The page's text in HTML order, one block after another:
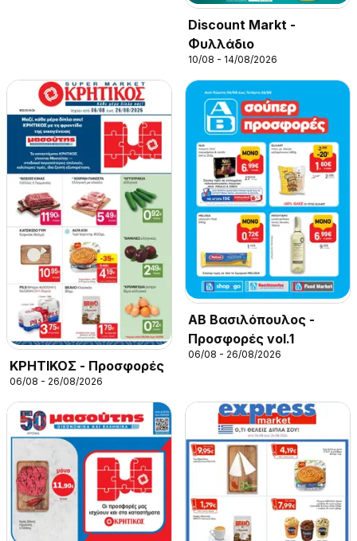
Discount Markt -
Φυλλάδιο
10/08 - 14/08/2026
ΚΡΗΤΙΚΟΣ - Προσφορές
06/08 - 26/08/2026
ΑΒ Βασιλόπουλος -
Προσφορές vol.1
06/08 - 26/08/2026